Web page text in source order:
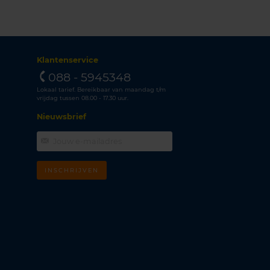
Klantenservice
088 - 5945348
Lokaal tarief. Bereikbaar van maandag t/m
vrijdag tussen 08.00 - 17.30 uur.
Nieuwsbrief
INSCHRIJVEN